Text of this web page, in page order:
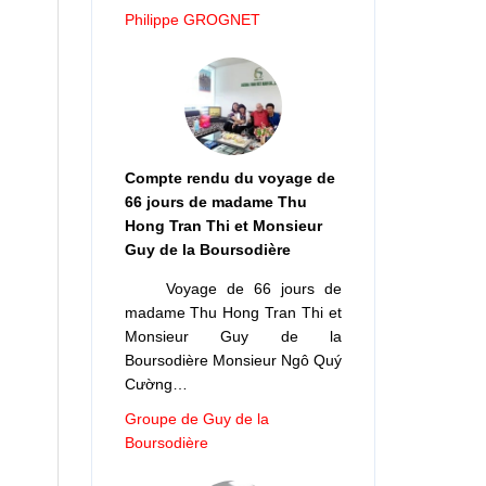
Philippe GROGNET
Compte rendu du voyage de
66 jours de madame Thu
Hong Tran Thi et Monsieur
Guy de la Boursodière
Voyage de 66 jours de
madame Thu Hong Tran Thi et
Monsieur Guy de la
Boursodière Monsieur Ngô Quý
Cường…
Groupe de Guy de la
Boursodière